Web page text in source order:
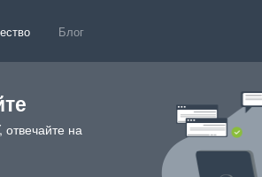
Блог
на